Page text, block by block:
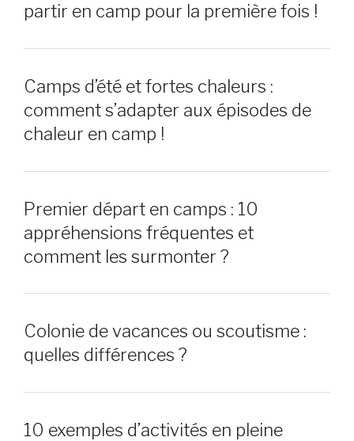
partir en camp pour la première fois !
Camps d’été et fortes chaleurs :
comment s’adapter aux épisodes de
chaleur en camp !
Premier départ en camps : 10
appréhensions fréquentes et
comment les surmonter ?
Colonie de vacances ou scoutisme :
quelles différences ?
10 exemples d’activités en pleine